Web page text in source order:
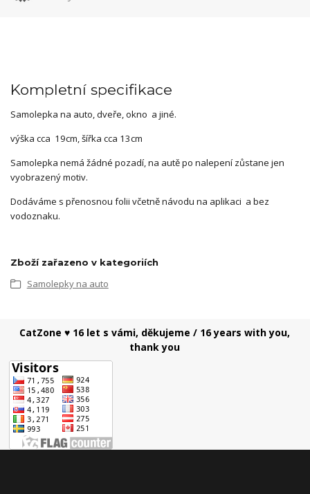
Kompletní specifikace
Samolepka na auto, dveře, okno a jiné.
výška cca 19cm, šířka cca 13cm
Samolepka nemá žádné pozadí, na autě po nalepení zůstane jen
vyobrazený motiv.
Dodáváme s přenosnou folii včetně návodu na aplikaci a bez
vodoznaku.
Zboží zařazeno v kategoriích
Samolepky na auto
CatZone ♥ 16 let s vámi, děkujeme / 16 years with you,
thank you